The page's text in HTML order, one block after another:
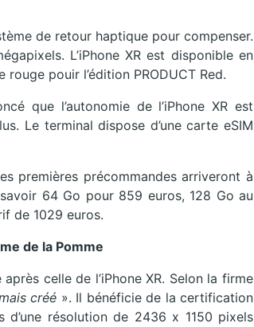
de retour haptique pour compenser.
L’iPhone XR est disponible en
pouir l’édition PRODUCT Red.
que l’autonomie de l’iPhone XR est
Le terminal dispose d’une carte eSIM
premières précommandes arriveront à
64 Go pour 859 euros, 128 Go au
de 1029 euros.
de la Pomme
celle de l’iPhone XR. Selon la firme
créé ». Il bénéficie de la certification
résolution de 2436 x 1150 pixels